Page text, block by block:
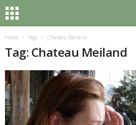
Home Tags Chateau Meiland
Tag: Chateau Meiland